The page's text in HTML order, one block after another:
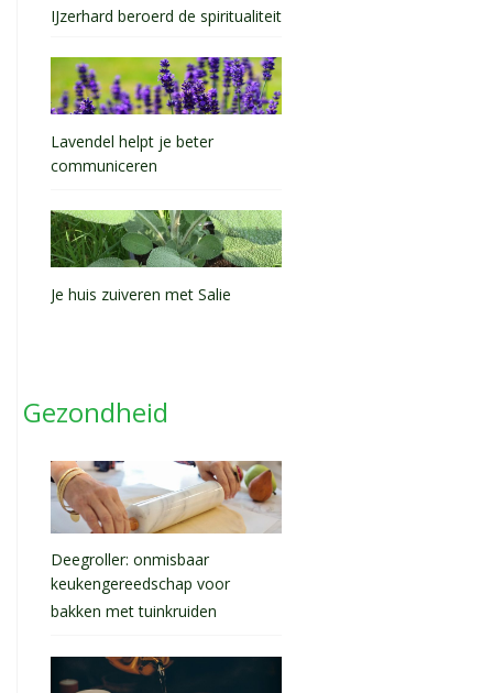
IJzerhard beroerd de spiritualiteit
Lavendel helpt je beter
communiceren
Je huis zuiveren met Salie
Gezondheid
Deegroller: onmisbaar
keukengereedschap voor
bakken met tuinkruiden